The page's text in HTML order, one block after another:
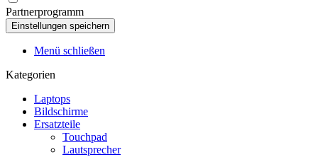
Partnerprogramm
Menü schließen
Kategorien
Laptops
Bildschirme
Ersatzteile
Touchpad
Lautsprecher